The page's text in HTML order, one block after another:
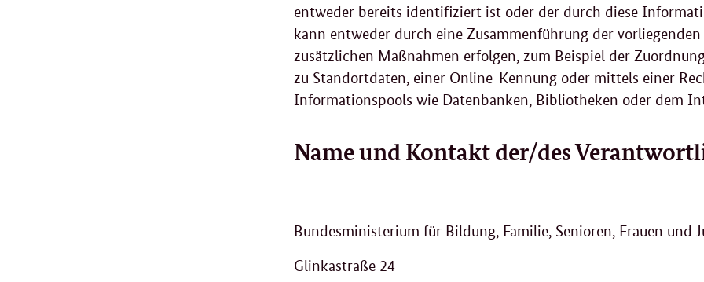
entweder bereits identifiziert ist oder der durch diese
kann entweder durch eine Zusammenführung der
zusätzlichen Maßnahmen erfolgen, zum Beispiel der
zu Standortdaten, einer Online-Kennung oder mittels einer
Informationspools wie Datenbanken, Bibliotheken oder dem
Name und Kontakt der/des
Bundesministerium für Bildung, Familie, Senioren, Frauen und
Glinkastraße 24